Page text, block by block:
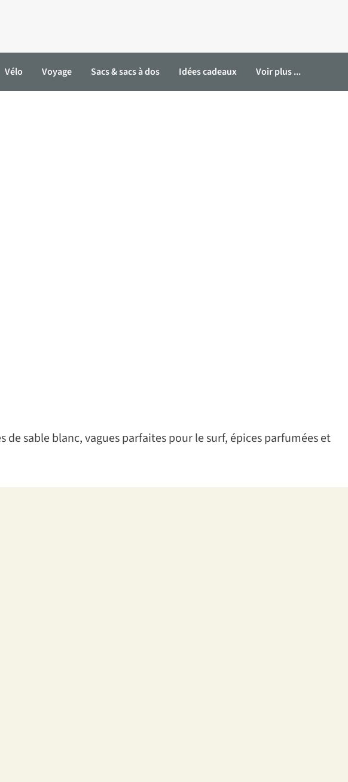
Vélo Voyage Sacs & sacs à dos Idées cadeaux Voir plus ...
sable blanc, vagues parfaites pour le surf, épices parfumées et